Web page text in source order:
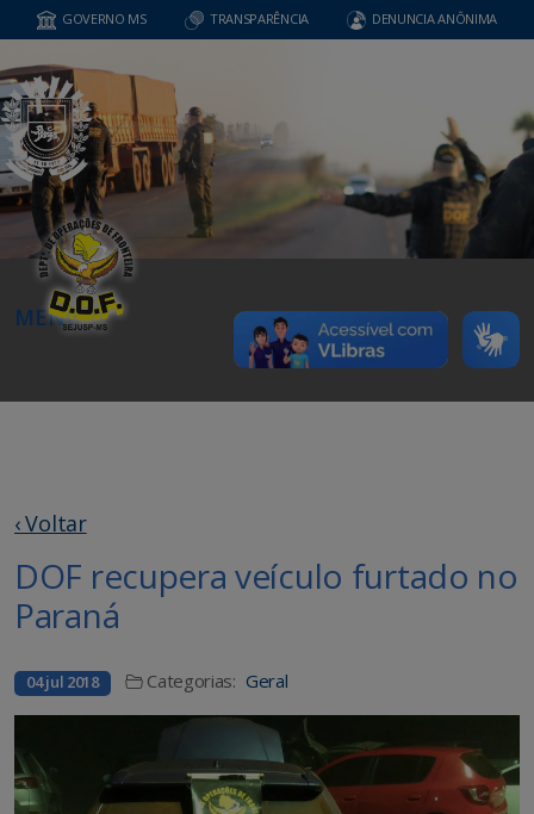
GOVERNO MS TRANSPARÊNCIA DENUNCIA ANÔNIMA
MENU
‹ Voltar
DOF recupera veículo furtado no
Paraná
04 jul 2018 Categorias: Geral